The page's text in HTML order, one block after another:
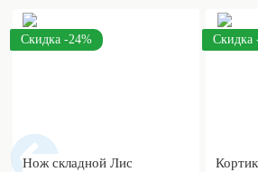
Скидка -24%
Нож складной Лис
Скидка